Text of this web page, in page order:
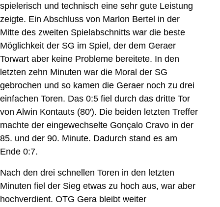
spielerisch und technisch eine sehr gute Leistung
zeigte. Ein Abschluss von Marlon Bertel in der
Mitte des zweiten Spielabschnitts war die beste
Möglichkeit der SG im Spiel, der dem Geraer
Torwart aber keine Probleme bereitete. In den
letzten zehn Minuten war die Moral der SG
gebrochen und so kamen die Geraer noch zu drei
einfachen Toren. Das 0:5 fiel durch das dritte Tor
von Alwin Kontauts (80′). Die beiden letzten Treffer
machte der eingewechselte Gonçalo Cravo in der
85. und der 90. Minute. Dadurch stand es am
Ende 0:7.
Nach den drei schnellen Toren in den letzten
Minuten fiel der Sieg etwas zu hoch aus, war aber
hochverdient. OTG Gera bleibt weiter